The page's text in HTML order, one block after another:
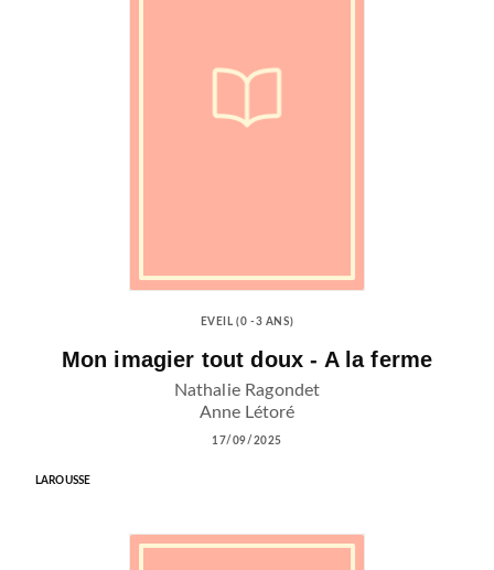
EVEIL (0 -3 ANS)
Mon imagier tout doux - A la ferme
Nathalie Ragondet
Anne Létoré
17/09/2025
LAROUSSE